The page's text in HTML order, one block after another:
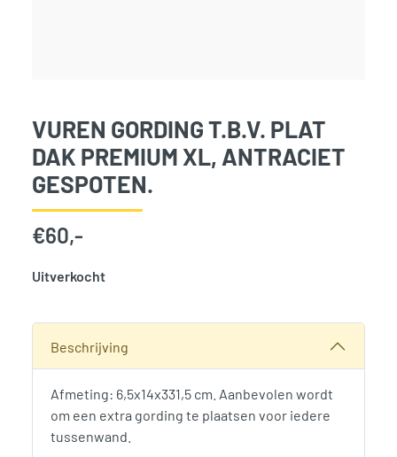
VUREN GORDING T.B.V. PLAT
DAK PREMIUM XL, ANTRACIET
GESPOTEN.
€60,-
Uitverkocht
Beschrijving
Afmeting: 6,5x14x331,5 cm. Aanbevolen wordt
om een extra gording te plaatsen voor iedere
tussenwand.